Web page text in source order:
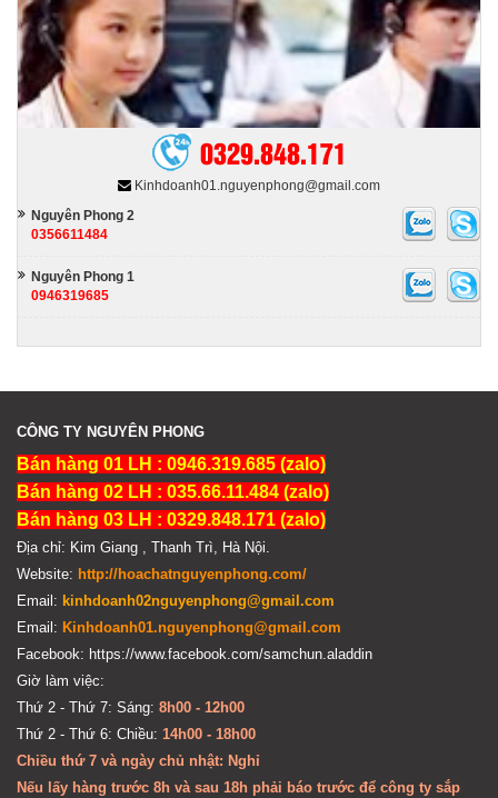
0329.848.171
Kinhdoanh01.nguyenphong@gmail.com
Nguyên Phong 2
0356611484
Nguyên Phong 1
0946319685
CÔNG TY NGUYÊN PHONG
Bán hàng 01 LH : 0946.319.685 (zalo)
Bán hàng 02 LH : 035.66.11.484 (zalo)
Bán hàng 03 LH : 0329.848.171 (zalo)
Địa chỉ: Kim Giang , Thanh Trì, Hà Nội.
Website: http://hoachatnguyenphong.com/
Email: kinhdoanh02nguyenphong@gmail.com
Email: Kinhdoanh01.nguyenphong@gmail.com
Facebook: https://www.facebook.com/samchun.aladdin
Giờ làm việc:
Thứ 2 - Thứ 7: Sáng: 8h00 - 12h00
Thứ 2 - Thứ 6: Chiều: 14h00 - 18h00
Chiều thứ 7 và ngày chủ nhật: Nghỉ
Nếu lấy hàng trước 8h và sau 18h phải báo trước để công ty sắp